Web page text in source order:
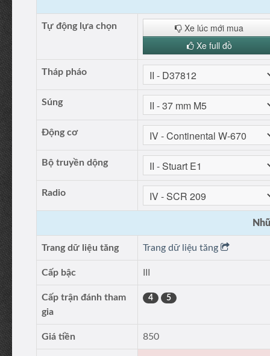
Tự động lựa chọn
Xe lúc mới mua
Xe full đồ
Tháp pháo
Súng
Động cơ
Bộ truyền dộng
Radio
Trang dữ liệu tăng Trang dữ liệu tăng
Cấp bậc
Cấp trận đánh tham
gia
4 5
Giá tiền 850